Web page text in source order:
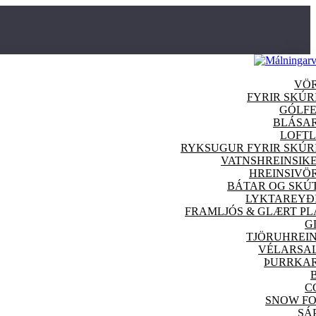
FYRIR
RYKSUGUR FYRIR
HREINSI
BÁTAR OG
FRAMLJÓS & GLÆRT
SNOW